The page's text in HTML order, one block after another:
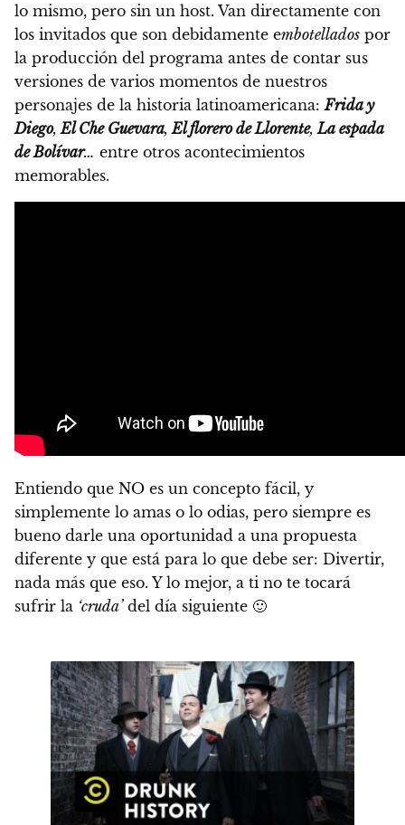
lo mismo, pero sin un host. Van directamente con
los invitados que son debidamente embotellados por
la producción del programa antes de contar sus
versiones de varios momentos de nuestros
personajes de la historia latinoamericana:Frida y
Diego, El Che Guevara, El florero de Llorente, La espada
de Bolívar… entre otros acontecimientos
memorables.
Entiendo que NO es un concepto fácil, y
simplemente lo amas o lo odias, pero siempre es
bueno darle una oportunidad a una propuesta
diferente y que está para lo que debe ser: Divertir,
nada más que eso. Y lo mejor, a ti no te tocará
sufrir la ‘cruda’del día siguiente 🙂